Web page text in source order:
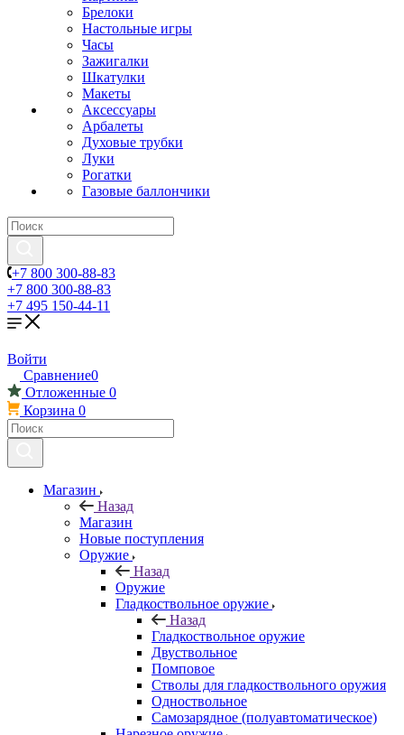
Брелоки
Настольные игры
Часы
Зажигалки
Шкатулки
Макеты
Аксессуары
Арбалеты
Духовые трубки
Луки
Рогатки
Газовые баллончики
+7 800 300-88-83
+7 800 300-88-83
+7 495 150-44-11
Войти
Сравнение0
Отложенные 0
Корзина 0
Магазин
Назад
Магазин
Новые поступления
Оружие
Назад
Оружие
Гладкоствольное оружие
Назад
Гладкоствольное оружие
Двуствольное
Помповое
Стволы для гладкоствольного оружия
Одноствольное
Самозарядное (полуавтоматическое)